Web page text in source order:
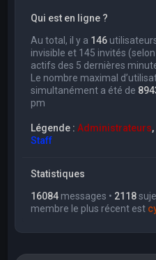
Qui est en ligne ?
Au total, il y a 146
invisible et 145 invités
actifs des 5 dernières
Le nombre maximal
simultanément a été de
pm
Légende :Administrateurs,
Staff
Statistiques
16084 messages • 2118
membre le plus récent est